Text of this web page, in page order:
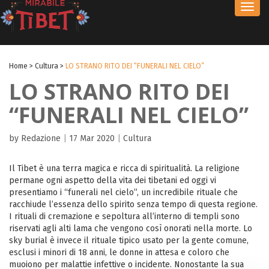
Home > Cultura > LO STRANO RITO DEI “FUNERALI NEL CIELO”
LO STRANO RITO DEI
“FUNERALI NEL CIELO”
by Redazione 17 Mar 2020 Cultura
Il Tibet è una terra magica e ricca di spiritualità. La religione
permane ogni aspetto della vita dei tibetani ed oggi vi
presentiamo i “funerali nel cielo”, un incredibile rituale che
racchiude l’essenza dello spirito senza tempo di questa regione.
I rituali di cremazione e sepoltura all’interno di templi sono
riservati agli alti lama che vengono così onorati nella morte. Lo
sky burial è invece il rituale tipico usato per la gente comune,
esclusi i minori di 18 anni, le donne in attesa e coloro che
muoiono per malattie infettive o incidente. Nonostante la sua